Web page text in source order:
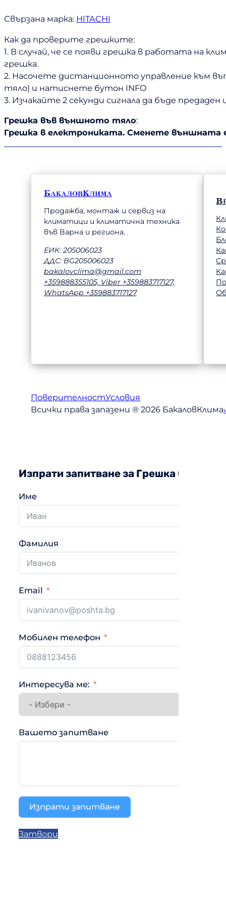
Свързана марка: HITACHI
Как да проверите грешките:
1. В случай, че се появи грешка в работата на
грешка.
2. Насочете дистанционното управление към
тяло) и натиснете бутон INFO
3. Изчакайте 2 секунди сигнала да бъде
Грешка във външното тяло:
Грешка в електрониката. Сменете външната
БакаловКлима
Продажба, монтаж и сервиз на
климатици и климатична техника
във Варна и региона.
ЕИК: 205006023
ДДС: BG205006023
bakalovclima@gmail.com
+359888355105, Viber +359883717127,
WhatsApp +359883717127
ПоверителностУсловия
Всички права запазени ® 2026 БакаловКлима
Изпрати запитване за Грешка 015-01
Име
Фамилия
Email
Мобилен телефон
Интересува ме:
Вашето запитване
Изпрати запитване
Затвори